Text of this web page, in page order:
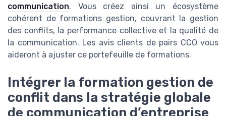
communication. Vous créez ainsi un écosystème
cohérent de formations gestion, couvrant la gestion
des conflits, la performance collective et la qualité de
la communication. Les avis clients de pairs CCO vous
aideront à ajuster ce portefeuille de formations.
Intégrer la formation gestion de
conflit dans la stratégie globale
de communication d’entreprise